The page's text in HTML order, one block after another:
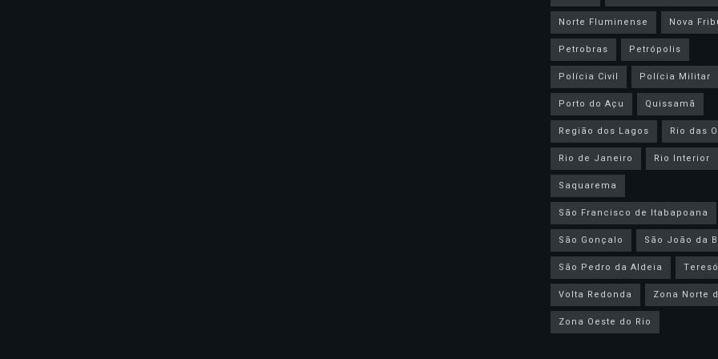
Norte Fluminense
Nova
Petrobras
Petrópolis
Polícia Civil
Polícia Militar
Porto do Açu
Quissamã
Região dos Lagos
Rio das
Rio de Janeiro
Rio Interior
Saquarema
São Francisco de Itabapoana
São Gonçalo
São João da
São Pedro da Aldeia
Volta Redonda
Zona Norte
Zona Oeste do Rio